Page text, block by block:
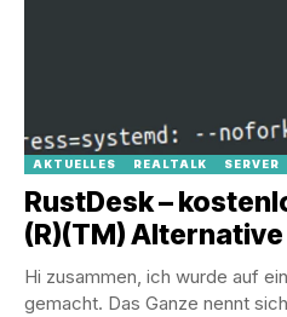
AKTUELLES REALTALK SERVER
RustDesk –
(R)(TM) Alternative
Hi zusammen, ich wurde auf
gemacht. Das Ganze nennt